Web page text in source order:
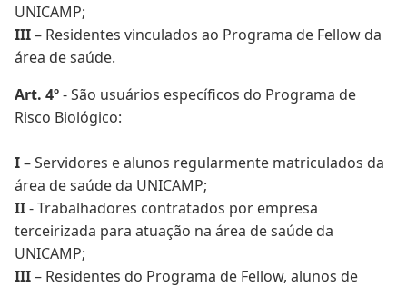
UNICAMP;
III– Residentes vinculados ao Programa de Fellow da
área de saúde.
Art. 4º- São usuários específicos do Programa de
Risco Biológico:
I– Servidores e alunos regularmente matriculados da
área de saúde da UNICAMP;
II- Trabalhadores contratados por empresa
terceirizada para atuação na área de saúde da
UNICAMP;
III– Residentes do Programa de Fellow, alunos de